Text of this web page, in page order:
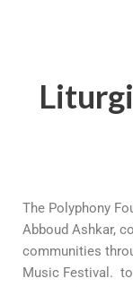
The Polyphony
Abboud Ashkar,
communities
Music Festival.